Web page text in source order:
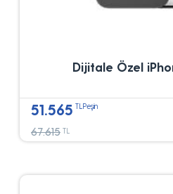
Dijitale Özel
51.565 TLPeşin
67.615 TL